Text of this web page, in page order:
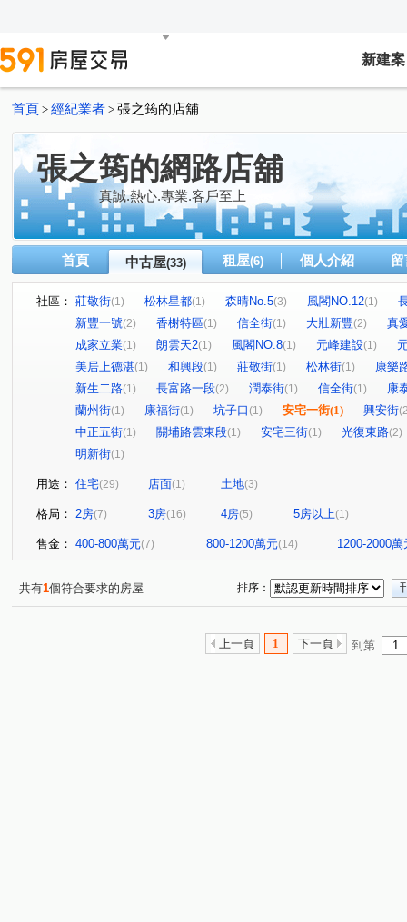
新建案
首頁 > 經紀業者 > 張之筠的店舖
張之筠的網路店舖
真誠.熱心.專業.客戶至上
首頁 中古屋(33) 租屋(6) 個人介紹
社區： 莊敬街(1) 松林星都(1) 森晴No.5(3) 風閣NO.12(1)
新豐一號(2) 香榭特區(1) 信全街(1) 大壯新豐(2)
真
成家立業(1) 朗雲天2(1) 風閣NO.8(1) 元峰建設(1)
美居上德湛(1) 和興段(1) 莊敬街(1) 松林街(1)
康樂
新生二路(1) 長富路一段(2) 潤泰街(1) 信全街(1)
康
蘭州街(1) 康福街(1) 坑子口 (1) 安宅一街(1) 興安街
中正五街(1) 關埔路雲東段(1) 安宅三街(1) 光復東路(2)
明新街(1)
用途： 住宅(29) 店面(1) 土地(3)
格局： 2房(7) 3房(16) 4房(5) 5房以上(1)
售金： 400-800萬元(7) 800-1200萬元(14) 1200-2000萬
共有1個符合要求的房屋 排序：
上一頁 1 下一頁 到第